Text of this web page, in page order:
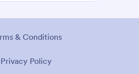
& Conditions
Privacy Policy